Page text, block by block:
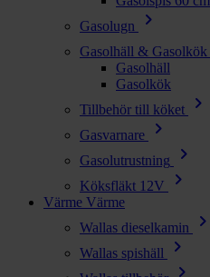
Gasolugn
chevron_right
Gasolhäll & Gasolkök
Gasolhäll
Gasolkök
Tillbehör till köket
chevron_right
Gasvarnare chevron_right
Gasolutrustning chevron_right
Köksfläkt 12V chevron_right
Värme Värme
Wallas dieselkamin
chevron_right
Wallas spishäll chevron_right